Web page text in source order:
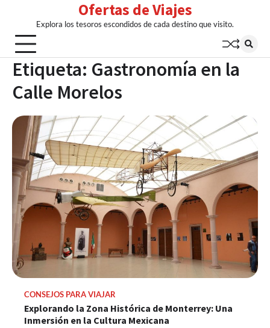
content
Ofertas de Viajes
Explora los tesoros escondidos de cada destino que visito.
Etiqueta: Gastronomía en la
Calle Morelos
CONSEJOS PARA VIAJAR
Explorando la Zona Histórica de Monterrey: Una
Inmersión en la Cultura Mexicana